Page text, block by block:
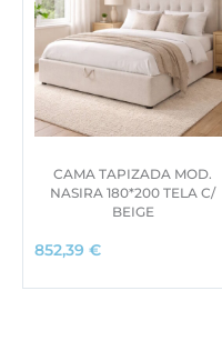
CAMA TAPIZADA MOD.
NASIRA 180*200 TELA C/
BEIGE
852,39 €